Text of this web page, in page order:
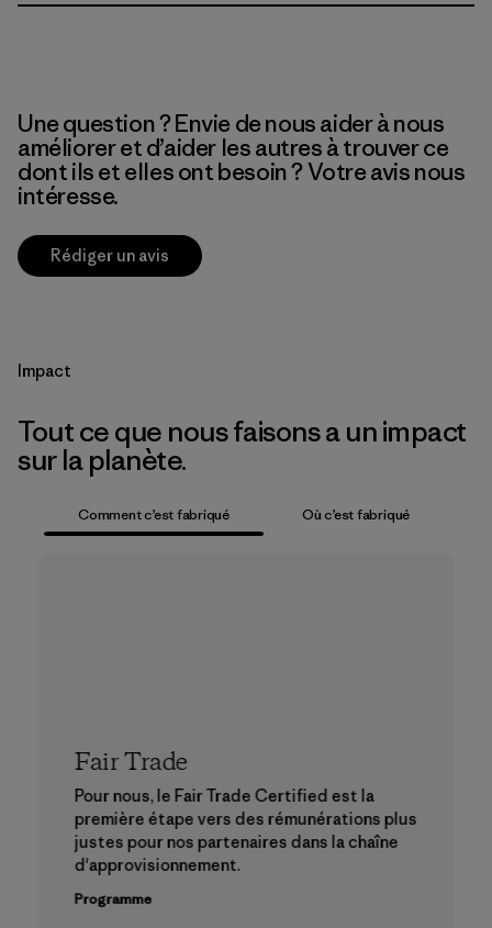
Une question ? Envie de nous aider à nous
améliorer et d’aider les autres à trouver ce
dont ils et elles ont besoin ? Votre avis nous
intéresse.
Rédiger un avis
Impact
Tout ce que nous faisons a un impact
sur la planète.
Comment c’est fabriqué Où c’est fabriqué
Fair Trade
Pour nous, le Fair Trade Certified est la
première étape vers des rémunérations plus
justes pour nos partenaires dans la chaîne
d'approvisionnement.
Programme